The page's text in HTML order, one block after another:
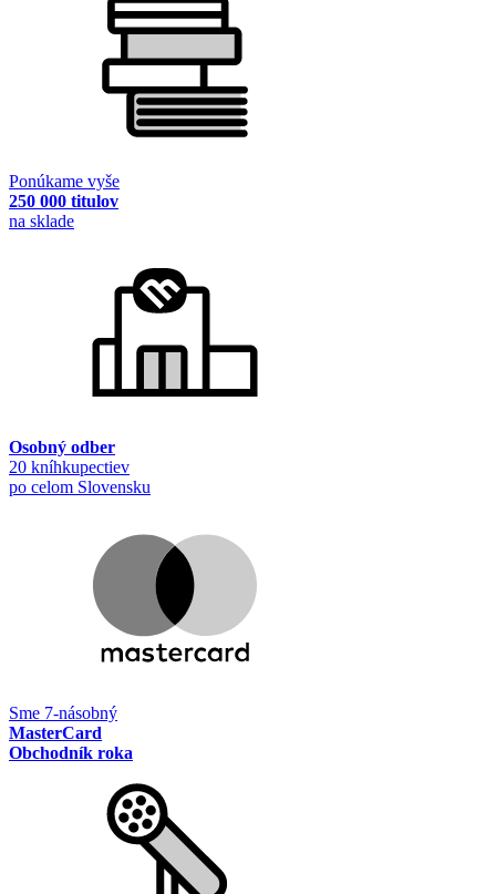
Ponúkame vyše
250 000 titulov
na sklade
Osobný odber
20 kníhkupectiev
po celom Slovensku
Sme 7-násobný
MasterCard
Obchodník roka